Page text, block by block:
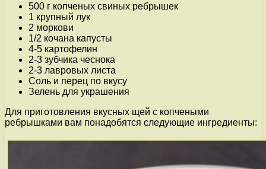
500 г копченых свиных ребрышек
1 крупный лук
2 моркови
1/2 кочана капусты
4-5 картофелин
2-3 зубчика чеснока
2-3 лавровых листа
Соль и перец по вкусу
Зелень для украшения
Для приготовления вкусных щей с копчеными
ребрышками вам понадобятся следующие ингредиенты: